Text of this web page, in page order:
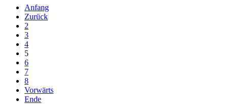
Anfang
Zurück
2
3
4
5
6
7
8
Vorwärts
Ende